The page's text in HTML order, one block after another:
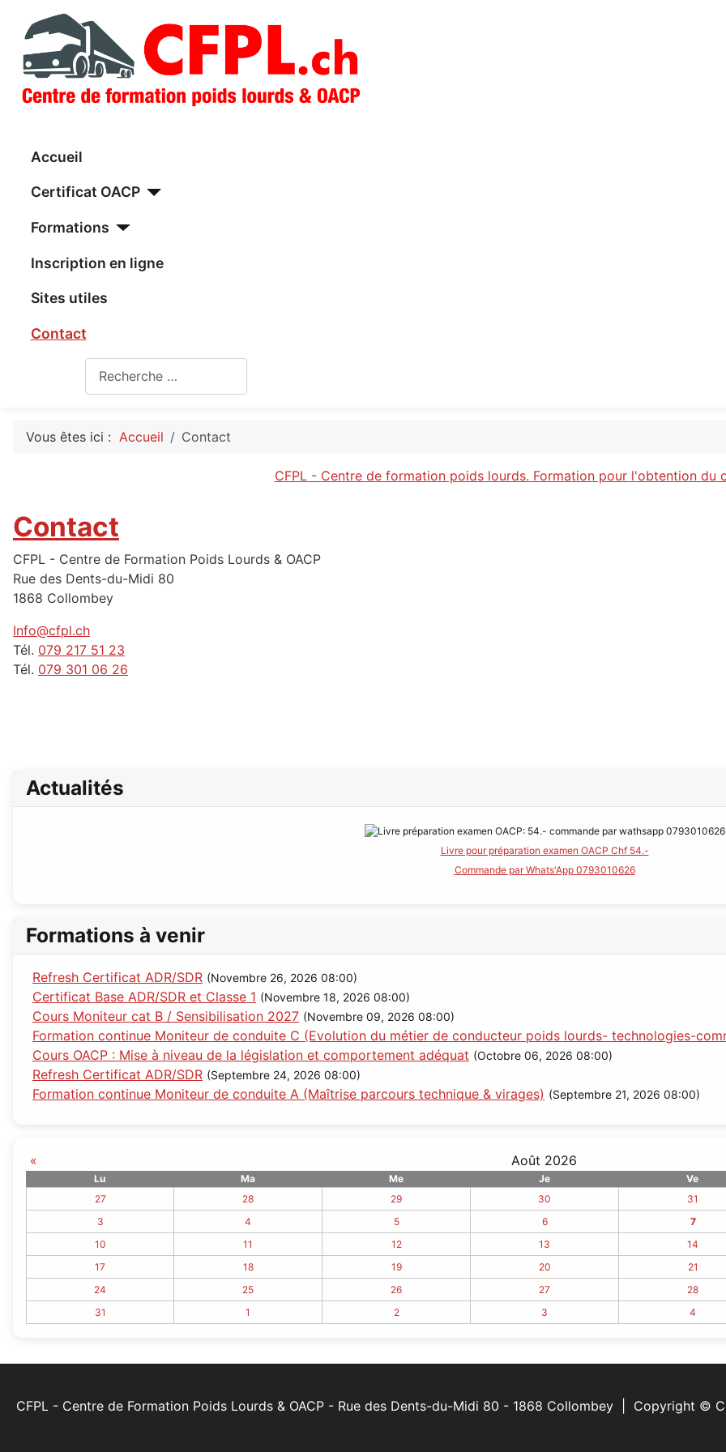
Accueil
Certificat OACP
Formations
Inscription en ligne
Sites utiles
Contact
Vous êtes ici : Accueil Contact
CFPL - Centre de formation poids lourds. Formation pour l'obtention du
Contact
CFPL - Centre de Formation Poids Lourds & OACP
Rue des Dents-du-Midi 80
1868 Collombey
Info@cfpl.ch
Tél. 079 217 51 23
Tél. 079 301 06 26
Actualités
Livre pour préparation examen OACP Chf 54.-
Commande par Whats'App 0793010626
Formations à venir
Refresh Certificat ADR/SDR (Novembre 26, 2026 08:00)
Certificat Base ADR/SDR et Classe 1 (Novembre 18, 2026 08:00)
Cours Moniteur cat B / Sensibilisation 2027 (Novembre 09, 2026 08:00)
Formation continue Moniteur de conduite C (Evolution du métier de conducteur poids lourds- technologies-
Cours OACP : Mise à niveau de la législation et comportement adéquat (Octobre 06, 2026 08:00)
Refresh Certificat ADR/SDR (Septembre 24, 2026 08:00)
Formation continue Moniteur de conduite A (Maîtrise parcours technique & virages) (Septembre 21, 2026 08:00)
« Août 2026
Lu Ma Me Je Ve
27
28 29 30 31
3
4 5 6 7
10
11 12 13 14
17
18 19 20 21
24
25 26 27 28
31
1 2 3 4
CFPL - Centre de Formation Poids Lourds & OACP - Rue des Dents-du-Midi 80 - 1868 Collombey | Copyright ©